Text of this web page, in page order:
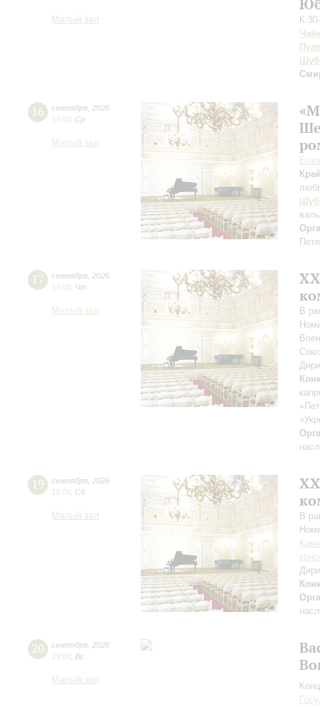
Малый зал
К
16 сентября 2026
19:00 Ср
Малый зал
17 сентября 2026
19:00 Чт
Малый зал
В
19 сентября 2026
19:00 Сб
Малый зал
В
20 сентября 2026
19:00 Вс
Малый зал